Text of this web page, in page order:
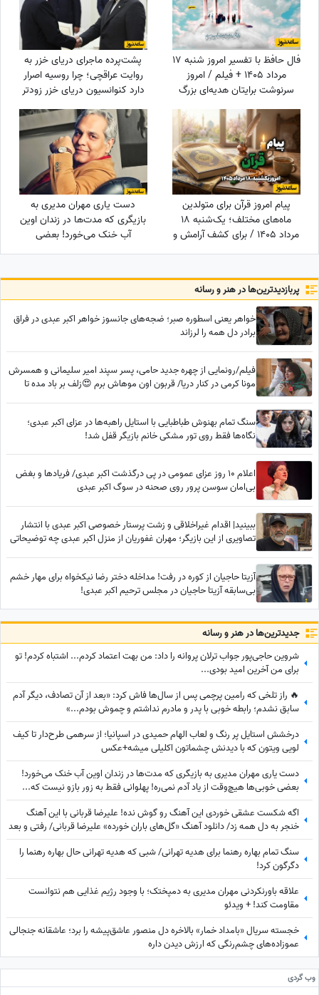
فال حافظ با تفسیر امروز شنبه 17
مرداد 1405 + فیلم / امروز
سرنوشت برایتان هدیه‌ای بزرگ
کنار گذاشته؛ شادی و موفقیت
خیلی زود درِ خانه‌تان را می‌زنند!
پشت‌پرده ماجرای دریای خزر به
روایت عراقچی؛ چرا روسیه اصرار
دارد کنوانسیون دریای خزر زودتر
اجرا شود؟
پیام امروز قرآن برای متولدین
ماه‌های مختلف؛ یک‌شنبه 18
مرداد 1405 / برای کشف آرامش و
خوشبختی به آغوش خدا برویم
دست یاری مهران مدیری به
بازیگری که مدت‌ها در زندان اوین
آب خنک می‌خورد! بعضی
خوبی‌ها هیچ‌وقت از یاد آدم
نیست که...
پربازدید‌ترین‌ها در هنر و رسانه
خواهر یعنی اسطوره صبر؛ ضجه‌های جانسوز خواهر اکبر عبدی در فراق
برادر دل همه را لرزاند
فیلم/رونمایی از چهره جدید حامی، پسر سپند امیر سلیمانی و همسرش
مونا کرمی در کنار دریا/ قربون اون موهاش برم 😍زلف بر باد مده تا
سنگ تمام بهنوش طباطبایی با استایل راهبه‌ها در عزای اکبر عبدی؛
نگاه‌ها فقط روی تور مشکی خانم بازیگر قفل شد!
اعلام 10 روز عزای عمومی در پی درگذشت اکبر عبدی/ فریادها و بغض
بی‌امان سوسن پرور روی صحنه در سوگ اکبر عبدی
ببینید| اقدام غیراخلاقی و زشت پرستار خصوصی اکبر عبدی با انتشار
تصاویری از این بازیگر؛ مهران غفوریان از منزل اکبر عبدی چه توضیحاتی
آزیتا حاجیان از کوره در رفت! مداخله دختر رضا نیکخواه برای مهار خشم
بی‌سابقه آزیتا حاجیان در مجلس ترحیم اکبر عبدی!
جدید‌ترین‌ها در هنر و رسانه
شروین حاجی‌پور جواب ترلان پروانه را داد: من بهت اعتماد کردم... اشتباه کردم! تو
برای من آخرین امید بودی...
🔥 راز تلخی که رامین پرچمی پس از سال‌ها فاش کرد: «بعد از آن تصادف، دیگر آدم
سابق نشدم؛ رابطه خوبی با پدر و مادرم نداشتم و چموش بودم...»
درخشش استایل پر رنگ و لعاب الهام حمیدی در اسپانیا؛ از سرهمی طرح‌دار تا کیف
لویی ویتون که با دیدنش چشماتون اکلیلی میشه+عکس
دست یاری مهران مدیری به بازیگری که مدت‌ها در زندان اوین آب خنک می‌خورد!
بعضی خوبی‌ها هیچ‌وقت از یاد آدم نمی‌ره! پهلوانی فقط به زور بازو نیست که...
اگه شکست عشقی خوردی این آهنگ رو گوش نده! علیرضا قربانی با این آهنگ
خنجر به دل همه زد/ دانلود آهنگ «گل‌های باران خورده» علیرضا قربانی/ رفتی و بعد
از تو دنیا غرق شد در گریه‌هایم💔
سنگ تمام بهاره رهنما برای هدیه تهرانی/ شبی که هدیه تهرانی حال بهاره رهنما را
دگرگون کرد!
علاقه باورنکردنی مهران مدیری به دمپختک؛ با وجود رژیم غذایی هم نتوانست
مقاومت کند! + ویدئو
خجسته سریال «بامداد خمار» بالاخره دل منصور عاشق‌پیشه را برد؛ عاشقانه جنجالی
عموزاده‌های چشم‌رنگی که ارزش دیدن داره
وب گردی